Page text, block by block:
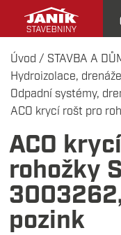
Úvod / STAVBA A
Hydroizolace,
Odpadní systémy,
ACO krycí rošt pro
ACO
rohožky
pozink